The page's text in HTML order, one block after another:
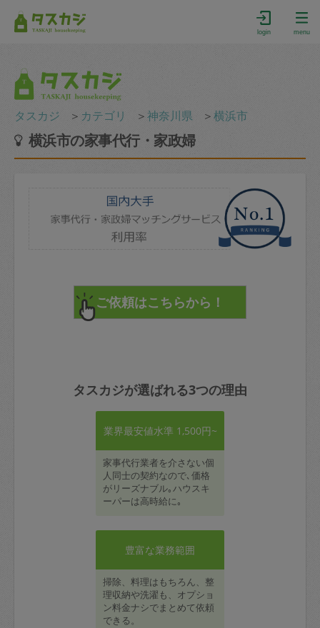
login menu
タスカジ ＞ カテゴリ ＞神奈川県 ＞横浜市
横浜市の家事代行・家政婦
タスカジが選ばれる3つの理由
業界最安値水準 1,500円~
家事代行業者を介さない個
人同士の契約なので､価格
がリーズナブル｡ハウスキ
ーパーは高時給に｡
豊富な業務範囲
掃除、料理はもちろん、整
理収納や洗濯も、オプショ
ン料金ナシでまとめて依頼
できる。